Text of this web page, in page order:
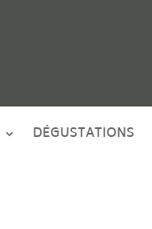
DÉGUSTATIONS